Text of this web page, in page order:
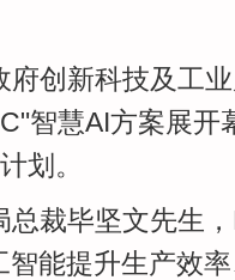
府创新科技及工
智慧AI方案展开
划。
总裁毕坚文先生
能提升生产效